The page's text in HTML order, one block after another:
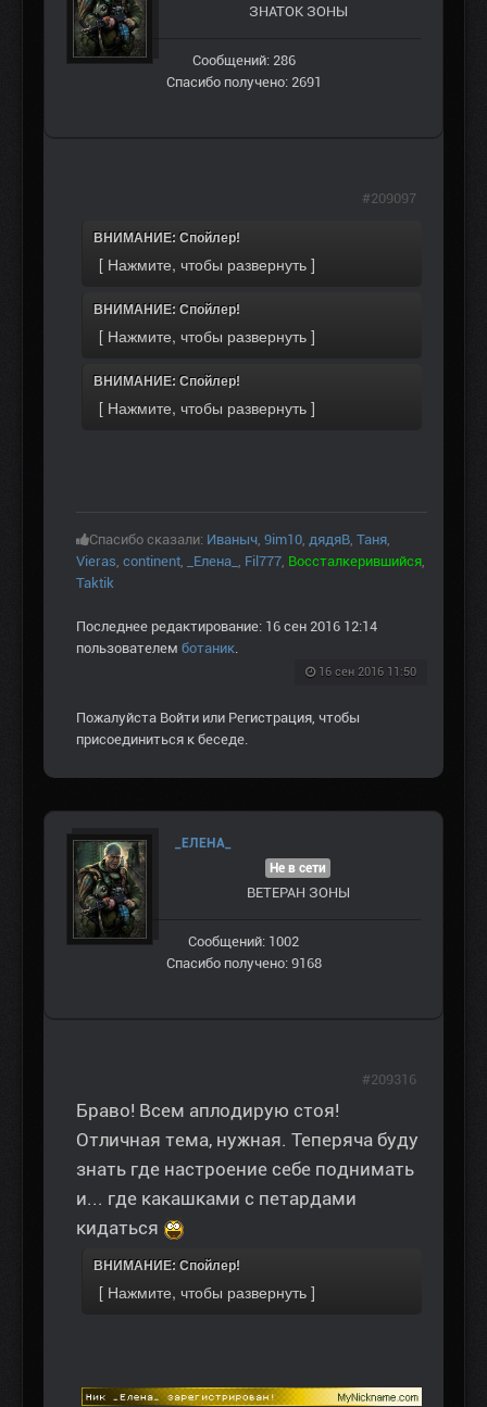
ЗНАТОК ЗОНЫ
Сообщений: 286
Спасибо получено: 2691
ВНИМАНИЕ: Спойлер!
ВНИМАНИЕ: Спойлер!
ВНИМАНИЕ: Спойлер!
Спасибо сказали: Иваныч 9im10 дядяВ Таня
Vieras continent _Елена_ Fil777 Воссталкерившийся
Taktik
Последнее редактирование: 16 сен 2016 12:14
пользователем ботаник
16 сен 2016 11:50
#209097
Пожалуйста Войти или Регистрация , чтобы
присоединиться к беседе.
_ЕЛЕНА_
Не в сети
ВЕТЕРАН ЗOНЫ
Сообщений: 1002
Спасибо получено: 9168
Браво! Всем аплодирую стоя!
Отличная тема, нужная. Теперяча буду
знать где настроение себе поднимать
и... где какашками с петардами
кидаться
ВНИМАНИЕ: Спойлер!
#209316